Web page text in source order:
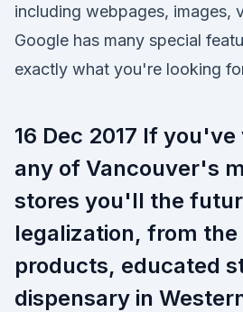
including webpages, images,
Google has many special
exactly what you're looking
16 Dec 2017 If
any of Vancouver's
stores you'll the
legalization, from
products, educated
dispensary in